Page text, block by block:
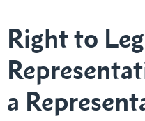
Right to
a